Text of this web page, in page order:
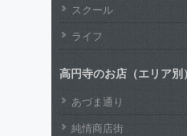
スクール
ライフ
高円寺のお店（エリア別）
あづま通り
純情商店街